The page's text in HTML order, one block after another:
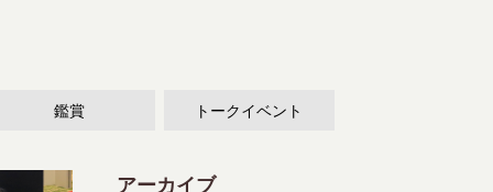
鑑賞 トークイベント
アーカイブ